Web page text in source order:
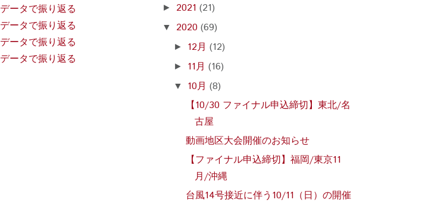
データで振り返る
データで振り返る
データで振り返る
データで振り返る
► 2021 (21)
▼ 2020 (69)
► 12月(12)
► 11月(16)
▼ 10月(8)
【10/30 ファイナル申込締切】東北/名
古屋
動画地区大会開催のお知らせ
【ファイナル申込締切】福岡/東京11
月/沖縄
台風14号接近に伴う10/11（日）の開催